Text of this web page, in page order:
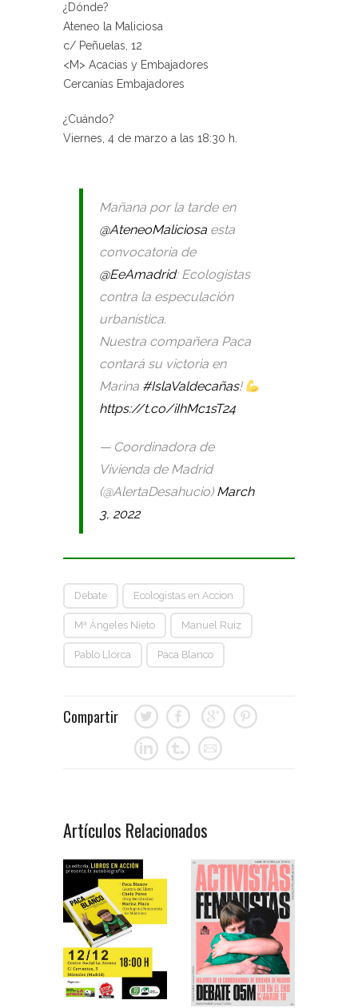
¿Dónde?
Ateneo la Maliciosa
c/ Peñuelas, 12
<M> Acacias y Embajadores
Cercanías Embajadores
¿Cuándo?
Viernes, 4 de marzo a las 18:30 h.
Mañana por la tarde en
@AteneoMaliciosa esta
convocatoria de
@EeAmadrid: Ecologistas
contra la especulación
urbanística.
Nuestra compañera Paca
contará su victoria en
Marina #IslaValdecañas!
https://t.co/iIhMc1sT24
— Coordinadora de
Vivienda de Madrid
(@AlertaDesahucio) March
3, 2022
Debate Ecologistas en Accion
Mª Ángeles Nieto Manuel Ruiz
Pablo Llorca Paca Blanco
Compartir
Artículos Relacionados